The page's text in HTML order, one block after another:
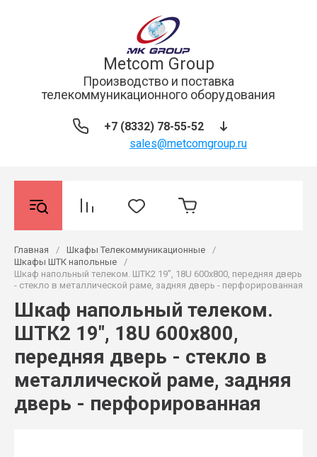
Metcom Group
Производство и поставка
телекоммуникационного оборудования
+7 (8332) 78-55-52
sales@metcomgroup.ru
Главная / Шкафы Телекоммуникационные
/
Шкафы ШТК напольные
/
Шкаф напольный телеком. ШТК2 19", 18U 600x800, передняя дверь
- стекло в металлической раме, задняя дверь - перфорированная
Шкаф напольный телеком.
ШТК2 19", 18U 600x800,
передняя дверь - стекло в
металлической раме, задняя
дверь - перфорированная